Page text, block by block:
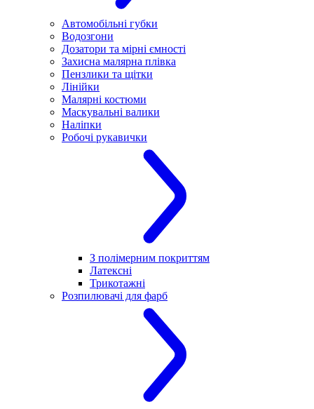
Автомобільні губки
Водозгони
Дозатори та мірні ємності
Захисна малярна плівка
Пензлики та щітки
Лінійки
Малярні костюми
Маскувальні валики
Наліпки
Робочі рукавички
З полімерним покриттям
Латексні
Трикотажні
Розпилювачі для фарб